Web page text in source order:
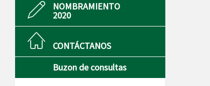
NOMBRAMIENTO
2020
CONTÁCTANOS
Buzon de consultas